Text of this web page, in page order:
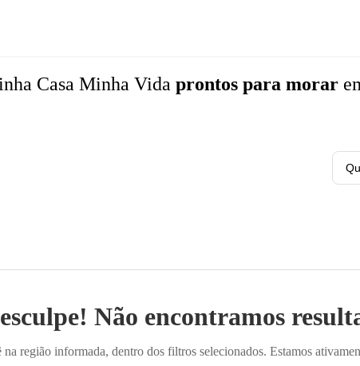
Casa Minha Vida prontos para morar
Não encontramos
região informada, dentro dos filtros selecionados. Estamos